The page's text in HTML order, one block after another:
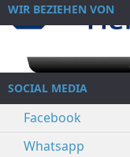
WIR BEZIEHEN VON
SOCIAL MEDIA
Facebook
Whatsapp